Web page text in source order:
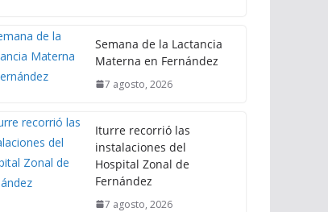
Semana de la Lactancia
Materna en Fernández
7 agosto, 2026
Iturre recorrió las
instalaciones del
Hospital Zonal de
Fernández
7 agosto, 2026